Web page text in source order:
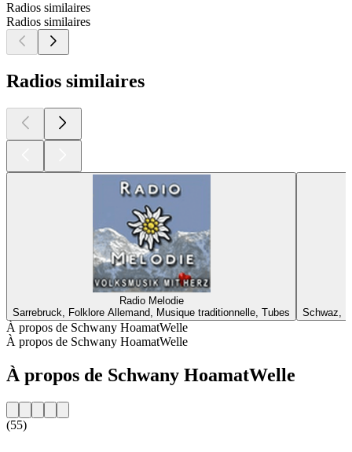
Radios similaires
Radios similaires
Radios similaires
Radio Melodie
Sarrebruck, Folklore Allemand, Musique traditionnelle, Tubes
Schwaz,
À propos de Schwany HoamatWelle
À propos de Schwany HoamatWelle
À propos de Schwany HoamatWelle
(55)